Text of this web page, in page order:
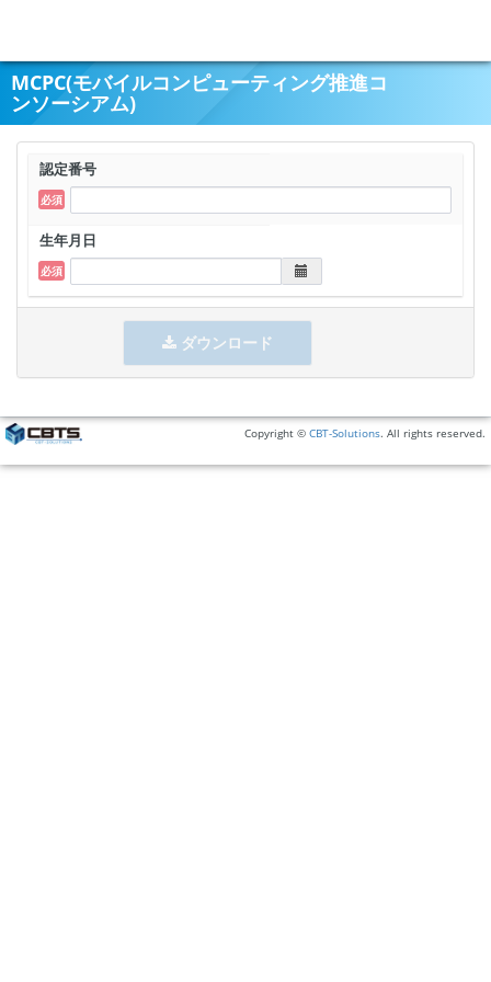
MCPC(モバイルコンピューティング推進コ
ンソーシアム)
認定番号
生年月日
ダウンロード
Copyright © CBT-Solutions. All rights reserved.